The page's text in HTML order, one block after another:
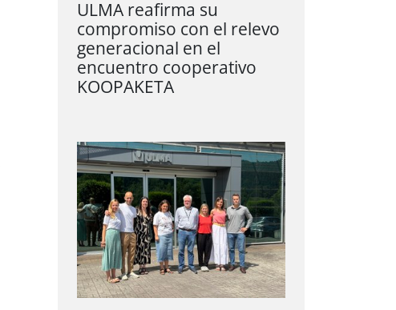
ULMA reafirma su
compromiso con el relevo
generacional en el
encuentro cooperativo
KOOPAKETA